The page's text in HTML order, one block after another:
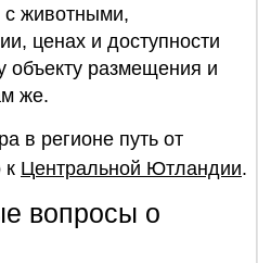
с животными,
ценах и доступности
объекту размещения и
же.
в регионе путь от
к Центральной Ютландии.
вопросы о